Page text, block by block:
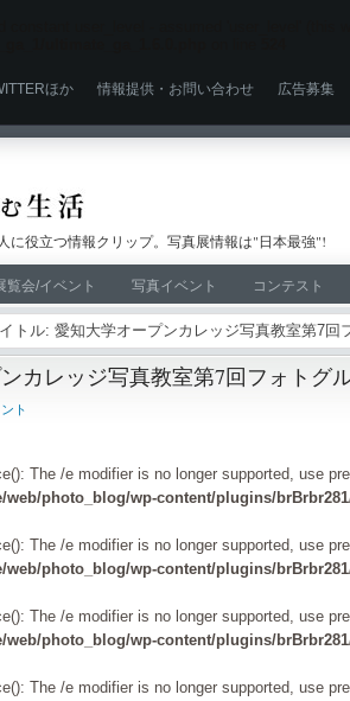
ほか 情報提供・お問い合わせ 広告募集
に役立つ情報クリップ。写真展情報は"日本最強"!
覧会/イベント 写真イベント コンテスト
トル: 愛知大学オープンカレッジ写真教室第7回
カレッジ写真教室第7回フォトグ
ト
The /e modifier is no longer supported, use
web/photo_blog/wp-content/plugins/
The /e modifier is no longer supported, use
web/photo_blog/wp-content/plugins/
The /e modifier is no longer supported, use
web/photo_blog/wp-content/plugins/
The /e modifier is no longer supported, use